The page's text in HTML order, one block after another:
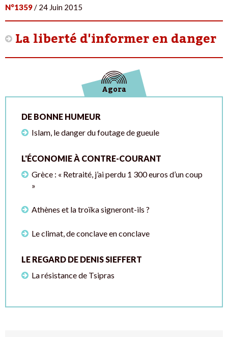
N°1359 / 24 Juin 2015
La liberté d'informer en danger
Agora
DE BONNE HUMEUR
Islam, le danger du foutage de gueule
L'ÉCONOMIE À CONTRE-COURANT
Grèce : « Retraité, j’ai perdu 1 300 euros d’un coup
»
Athènes et la troïka signeront-ils ?
Le climat, de conclave en conclave
LE REGARD DE DENIS SIEFFERT
La résistance de Tsipras